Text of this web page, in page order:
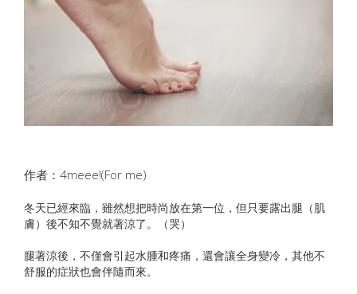
作者：4meee!(For me)
冬天已經來臨，雖然想把時尚放在第一位，但只要露出腿（肌
膚）後不知不覺就著涼了。（哭）
腿著涼後，不僅會引起水腫和疼痛，還會讓全身變冷，其他不
舒服的症狀也會伴隨而來。